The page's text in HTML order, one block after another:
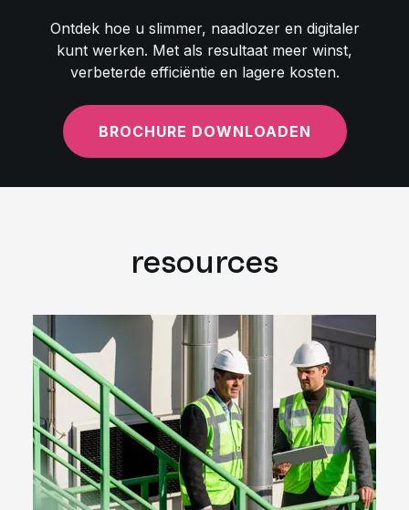
Ontdek hoe u slimmer, naadlozer en digitaler
kunt werken. Met als resultaat meer winst,
verbeterde efficiëntie en lagere kosten.
BROCHURE DOWNLOADEN
resources